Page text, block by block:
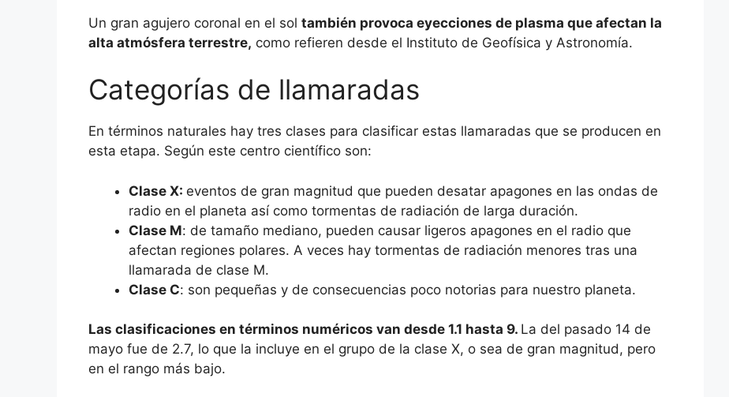
Un gran agujero coronal en el sol también provoca eyecciones de plasma que afectan la
alta atmósfera terrestre, como refieren desde el Instituto de Geofísica y Astronomía.
Categorías de llamaradas
En términos naturales hay tres clases para clasificar estas llamaradas que se producen en
esta etapa. Según este centro científico son:
Clase X: eventos de gran magnitud que pueden desatar apagones en las ondas de
radio en el planeta así como tormentas de radiación de larga duración.
Clase M: de tamaño mediano, pueden causar ligeros apagones en el radio que
afectan regiones polares. A veces hay tormentas de radiación menores tras una
llamarada de clase M.
Clase C: son pequeñas y de consecuencias poco notorias para nuestro planeta.
Las clasificaciones en términos numéricos van desde 1.1 hasta 9. La del pasado 14 de
mayo fue de 2.7, lo que la incluye en el grupo de la clase X, o sea de gran magnitud, pero
en el rango más bajo.